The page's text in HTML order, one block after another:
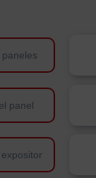
panel